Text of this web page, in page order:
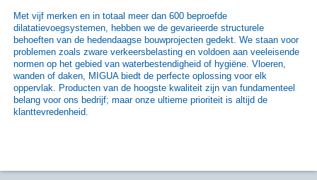
Met vijf merken en in totaal meer dan 600 beproefde
dilatatievoegsystemen, hebben we de gevarieerde structurele
behoeften van de hedendaagse bouwprojecten gedekt. We staan voor
problemen zoals zware verkeersbelasting en voldoen aan veeleisende
normen op het gebied van waterbestendigheid of hygiëne. Vloeren,
wanden of daken, MIGUA biedt de perfecte oplossing voor elk
oppervlak. Producten van de hoogste kwaliteit zijn van fundamenteel
belang voor ons bedrijf; maar onze ultieme prioriteit is altijd de
klanttevredenheid.